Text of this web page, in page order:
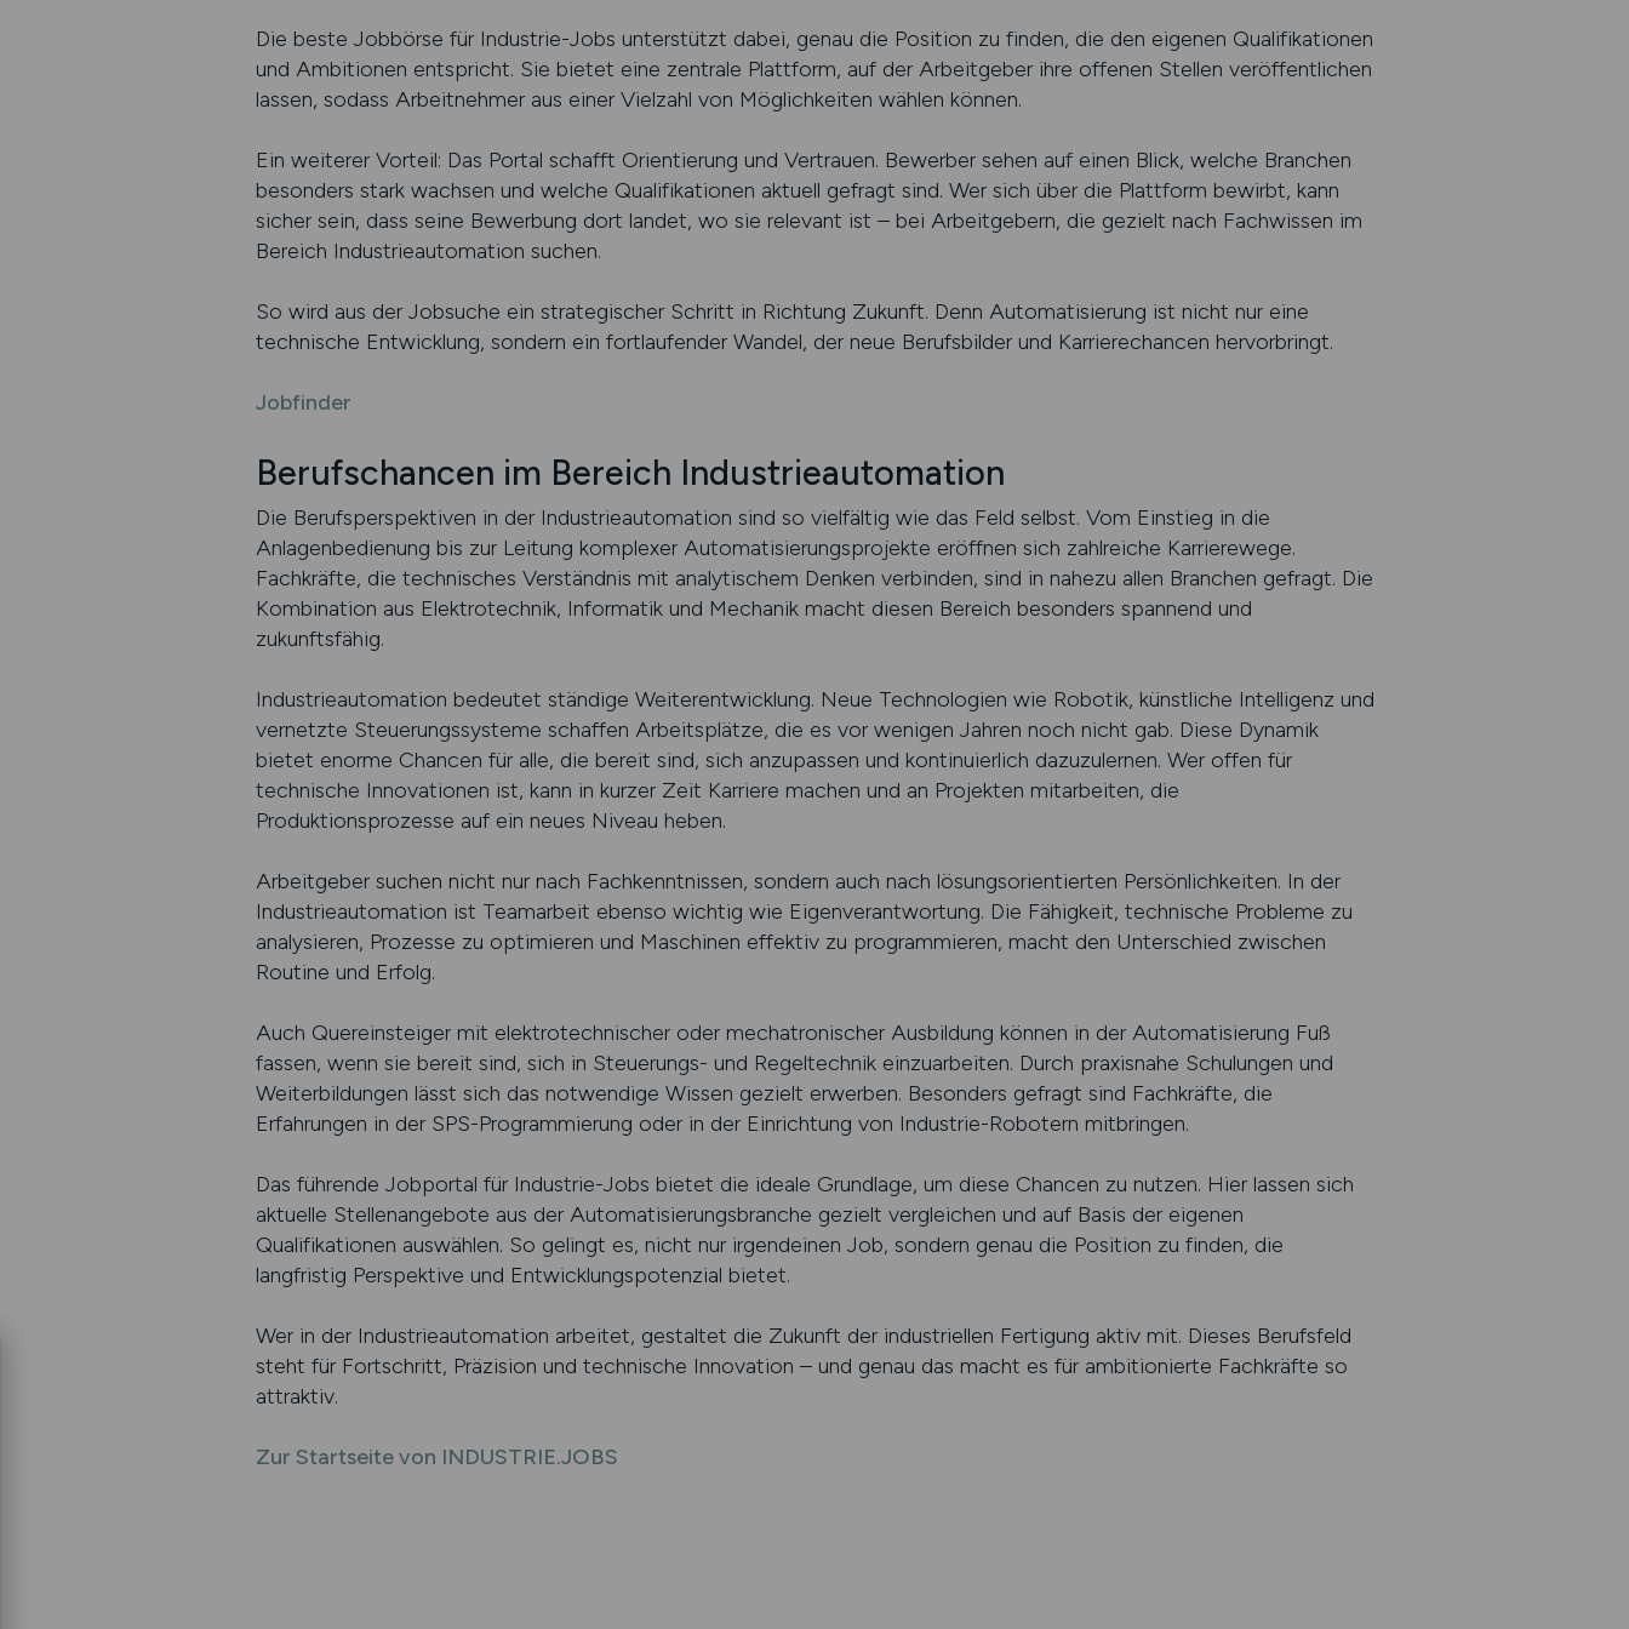
Die beste Jobbörse für Industrie-Jobs unterstützt dabei, genau die Position zu finden, die den eigenen Qualifikationen
und Ambitionen entspricht. Sie bietet eine zentrale Plattform, auf der Arbeitgeber ihre offenen Stellen veröffentlichen
lassen, sodass Arbeitnehmer aus einer Vielzahl von Möglichkeiten wählen können.
Ein weiterer Vorteil: Das Portal schafft Orientierung und Vertrauen. Bewerber sehen auf einen Blick, welche Branchen
besonders stark wachsen und welche Qualifikationen aktuell gefragt sind. Wer sich über die Plattform bewirbt, kann
sicher sein, dass seine Bewerbung dort landet, wo sie relevant ist – bei Arbeitgebern, die gezielt nach Fachwissen im
Bereich Industrieautomation suchen.
So wird aus der Jobsuche ein strategischer Schritt in Richtung Zukunft. Denn Automatisierung ist nicht nur eine
technische Entwicklung, sondern ein fortlaufender Wandel, der neue Berufsbilder und Karrierechancen hervorbringt.
Jobfinder
Berufschancen im Bereich Industrieautomation
Die Berufsperspektiven in der Industrieautomation sind so vielfältig wie das Feld selbst. Vom Einstieg in die
Anlagenbedienung bis zur Leitung komplexer Automatisierungsprojekte eröffnen sich zahlreiche Karrierewege.
Fachkräfte, die technisches Verständnis mit analytischem Denken verbinden, sind in nahezu allen Branchen gefragt. Die
Kombination aus Elektrotechnik, Informatik und Mechanik macht diesen Bereich besonders spannend und
zukunftsfähig.
Industrieautomation bedeutet ständige Weiterentwicklung. Neue Technologien wie Robotik, künstliche Intelligenz und
vernetzte Steuerungssysteme schaffen Arbeitsplätze, die es vor wenigen Jahren noch nicht gab. Diese Dynamik
bietet enorme Chancen für alle, die bereit sind, sich anzupassen und kontinuierlich dazuzulernen. Wer offen für
technische Innovationen ist, kann in kurzer Zeit Karriere machen und an Projekten mitarbeiten, die
Produktionsprozesse auf ein neues Niveau heben.
Arbeitgeber suchen nicht nur nach Fachkenntnissen, sondern auch nach lösungsorientierten Persönlichkeiten. In der
Industrieautomation ist Teamarbeit ebenso wichtig wie Eigenverantwortung. Die Fähigkeit, technische Probleme zu
analysieren, Prozesse zu optimieren und Maschinen effektiv zu programmieren, macht den Unterschied zwischen
Routine und Erfolg.
Auch Quereinsteiger mit elektrotechnischer oder mechatronischer Ausbildung können in der Automatisierung Fuß
fassen, wenn sie bereit sind, sich in Steuerungs- und Regeltechnik einzuarbeiten. Durch praxisnahe Schulungen und
Weiterbildungen lässt sich das notwendige Wissen gezielt erwerben. Besonders gefragt sind Fachkräfte, die
Erfahrungen in der SPS-Programmierung oder in der Einrichtung von Industrie-Robotern mitbringen.
Das führende Jobportal für Industrie-Jobs bietet die ideale Grundlage, um diese Chancen zu nutzen. Hier lassen sich
aktuelle Stellenangebote aus der Automatisierungsbranche gezielt vergleichen und auf Basis der eigenen
Qualifikationen auswählen. So gelingt es, nicht nur irgendeinen Job, sondern genau die Position zu finden, die
langfristig Perspektive und Entwicklungspotenzial bietet.
Wer in der Industrieautomation arbeitet, gestaltet die Zukunft der industriellen Fertigung aktiv mit. Dieses Berufsfeld
steht für Fortschritt, Präzision und technische Innovation – und genau das macht es für ambitionierte Fachkräfte so
attraktiv.
Zur Startseite von INDUSTRIE.JOBS